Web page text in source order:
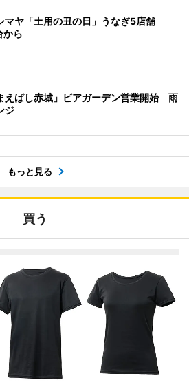
マヤ「土用の丑の日」うなぎ5店舗
ら
えばし赤城」ビアガーデン営業開始 雨
ジ
もっと見る
買う